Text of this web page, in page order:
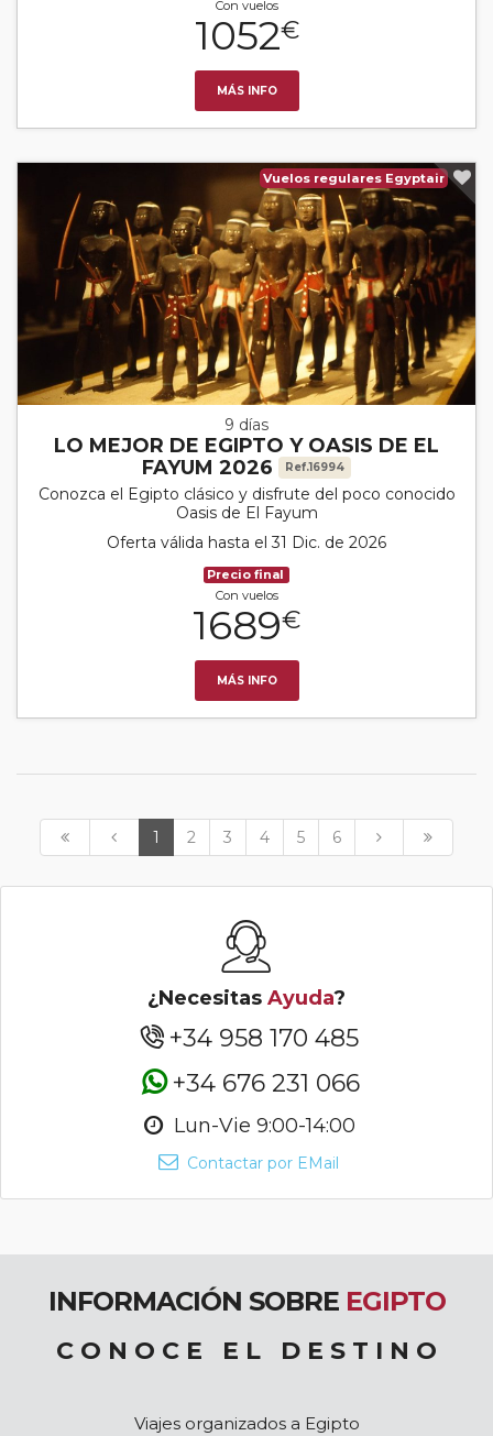
Con vuelos
1052€
MÁS INFO
Vuelos regulares Egyptair
9 días
LO MEJOR DE EGIPTO Y OASIS DE EL
FAYUM 2026
Ref.16994
Conozca el Egipto clásico y disfrute del poco conocido
Oasis de El Fayum
Oferta válida hasta el 31 Dic. de 2026
Precio final
Con vuelos
1689€
MÁS INFO
1 2 3 4 5 6
¿Necesitas Ayuda?
+34 958 170 485
+34 676 231 066
Lun-Vie 9:00-14:00
Contactar por EMail
INFORMACIÓN SOBRE EGIPTO
C O N O C E E L D E S T I N O
Viajes organizados a Egipto